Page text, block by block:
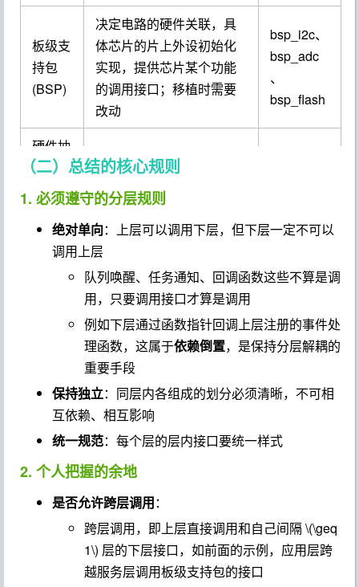
板级支
持包
(BSP)
决定电路的硬件关联，具
体芯片的片上外设初始化
实现，提供芯片某个功能
的调用接口；移植时需要
改动
bsp_i2c、
bsp_adc
、
bsp_flash
硬件抽
象层
(HAL)
MCU 片上外设的基本操作
封装
硬件层
(Hard
主控芯片以及外部传感
器、存储芯片等实物
STM32、
、LED
（二）总结的核心规则
1. 必须遵守的分层规则
绝对单向：上层可以调用下层，但下层一定不可以
调用上层
队列唤醒、任务通知、回调函数这些不算是调
用，只要调用接口才算是调用
例如下层通过函数指针回调上层注册的事件处
理函数，这属于依赖倒置，是保持分层解耦的
重要手段
保持独立：同层内各组成的划分必须清晰，不可相
互依赖、相互影响
统一规范：每个层的层内接口要统一样式
2. 个人把握的余地
是否允许跨层调用：
跨层调用，即上层直接调用和自己间隔\(\geq
1\) 层的下层接口，如前面的示例，应用层跨
越服务层调用板级支持包的接口